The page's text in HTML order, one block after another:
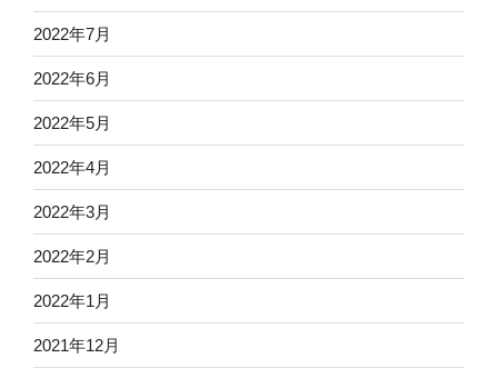
2022年7月
2022年6月
2022年5月
2022年4月
2022年3月
2022年2月
2022年1月
2021年12月